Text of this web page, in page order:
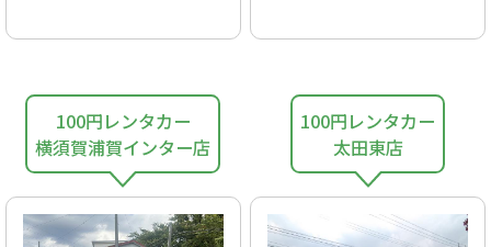
100円レンタカー
横須賀浦賀インター店
100円レンタカー
太田東店